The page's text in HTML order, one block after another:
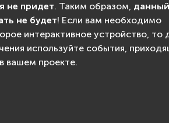
не придет. Таким образом, данный
не будет! Если вам необходимо
интерактивное устройство, то
используйте события,
вашем проекте.